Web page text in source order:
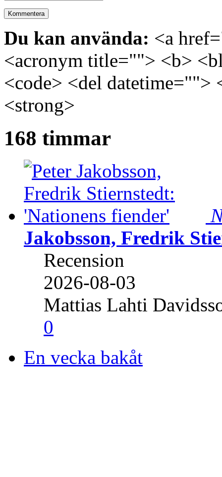
Du kan använda: <a
<acronym title=""> <b>
<code> <del
<strong>
168 timmar
Jakobsson, Fredrik
Recension
2026-08-03
Mattias Lahti
0
En vecka bakåt